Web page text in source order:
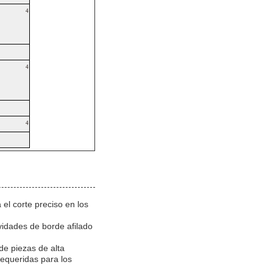
4
4
4
el corte preciso en los
de borde afilado
piezas de alta
para los